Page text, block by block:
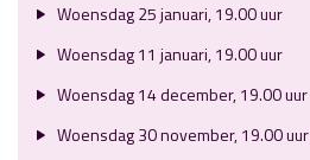
Woensdag 25 januari, 19.00 uur
Woensdag 11 januari, 19.00 uur
Woensdag 14 december, 19.00 uur
Woensdag 30 november, 19.00 uur